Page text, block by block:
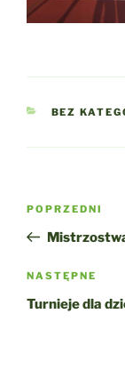
KATEGORIE
BEZ
Poprzedni
wpis
POPRZEDNI
Następny
wpis
NASTĘPNE
Turnieje dla